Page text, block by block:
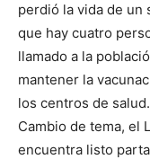
perdió la vida de un
que hay cuatro
llamado a la
mantener la
los centros de salud.
Cambio de tema, el
encuentra listo